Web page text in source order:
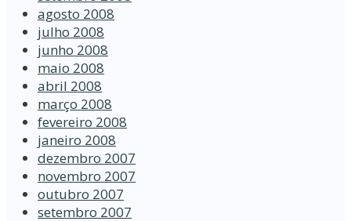
agosto 2008
julho 2008
junho 2008
maio 2008
abril 2008
março 2008
fevereiro 2008
janeiro 2008
dezembro 2007
novembro 2007
outubro 2007
setembro 2007